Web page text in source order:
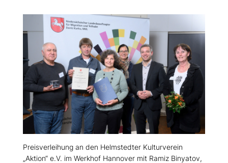
Preisverleihung an den Helmstedter Kulturverein
Aktion“ e.V. im Werkhof Hannover mit Ramiz Binyatov,